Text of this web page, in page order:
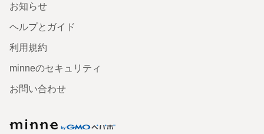
お知らせ
ヘルプとガイド
利用規約
minneのセキュリティ
お問い合わせ